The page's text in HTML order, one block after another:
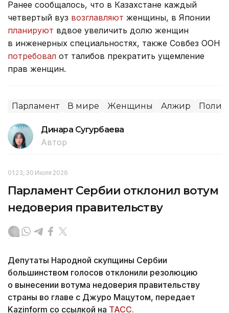
Ранее сообщалось, что в Казахстане каждый
четвертый вуз возглавляют женщины, в Японии
планируют вдвое увеличить долю женщин
в инженерных специальностях, также Совбез ООН
потребовал от талибов прекратить ущемление
прав женщин.
Парламент В мире Женщины Алжир
Динара Сугурбаева
Автор
01:23, 30 Июля 2026
Парламент Сербии отклонил вотум
недоверия правительству
Депутаты Народной скупщины Сербии
большинством голосов отклонили резолюцию
о вынесении вотума недоверия правительству
страны во главе с Джуро Мацутом, передает
Kazinform со ссылкой на ТАСС.